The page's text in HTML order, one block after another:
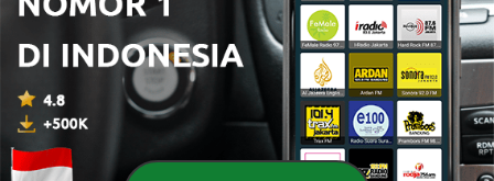
跨界第十九期【忙即心亡】
Sat, 5 Apr 2014 23:01:59 +0800
65 - 跨界第十七期【特约嘉宾妖妖】
Thu, 3 Apr 2014 21:14:20 +0800
64 - 跨界第三十四期【萤火虫奇妙夜】